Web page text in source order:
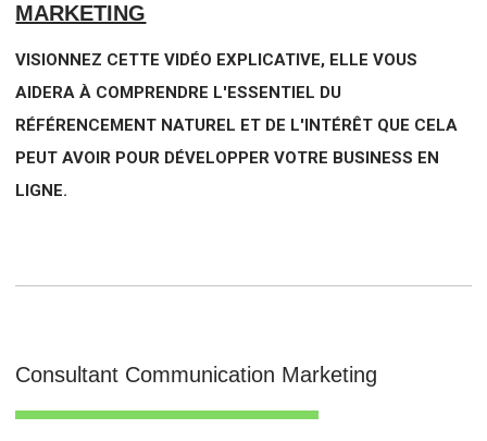
MARKETING
VISIONNEZ CETTE VIDÉO EXPLICATIVE, ELLE VOUS
AIDERA À COMPRENDRE L'ESSENTIEL DU
RÉFÉRENCEMENT NATUREL ET DE L'INTÉRÊT QUE CELA
PEUT AVOIR POUR DÉVELOPPER VOTRE BUSINESS EN
LIGNE.
Consultant Communication Marketing